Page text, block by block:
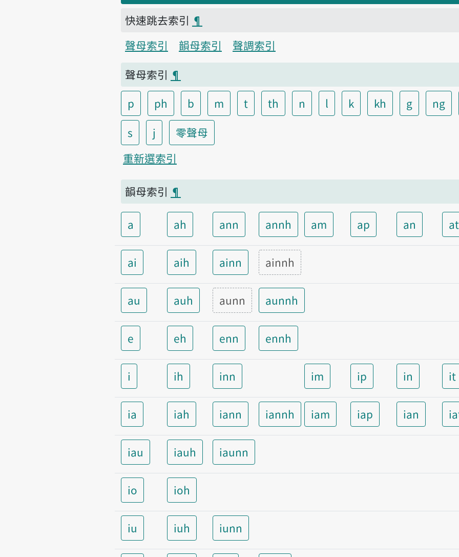
快速跳去索引 ¶
聲母索引
韻母索引
聲調索引
聲母索引 ¶
p
ph b m t th n l k kh g ng
s
j
零聲母
重新選索引
韻母索引 ¶
a ah ann annh am ap an at
ai aih ainn ainnh
au auh aunn aunnh
e eh enn ennh
i ih inn im ip in it
ia iah iann iannh iam iap ian
iau iauh iaunn
io ioh
iu iuh iunn